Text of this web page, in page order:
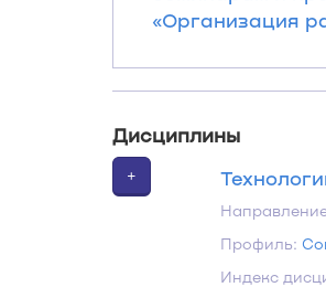
«Организация
Дисциплины
+
Профиль:
Индекс